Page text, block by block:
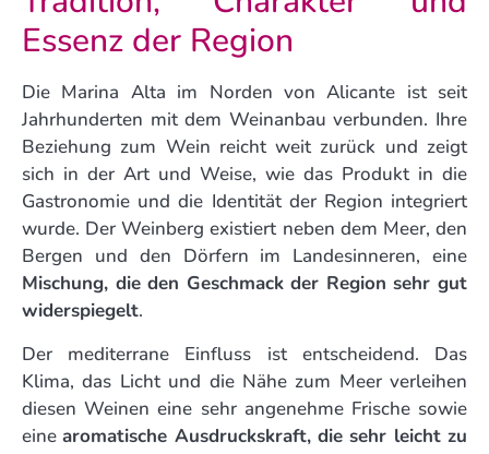
Essenz der Region
Die Marina Alta im Norden von Alicante ist seit
Jahrhunderten mit dem Weinanbau verbunden. Ihre
Beziehung zum Wein reicht weit zurück und zeigt
sich in der Art und Weise, wie das Produkt in die
Gastronomie und die Identität der Region integriert
wurde. Der Weinberg existiert neben dem Meer, den
Bergen und den Dörfern im Landesinneren, eine
Mischung, die den Geschmack der Region sehr gut
widerspiegelt.
Der mediterrane Einfluss ist entscheidend. Das
Klima, das Licht und die Nähe zum Meer verleihen
diesen Weinen eine sehr angenehme Frische sowie
einearomatische Ausdruckskraft, die sehr leicht zu